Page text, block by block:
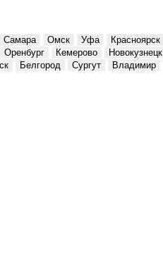
Самара Омск Уфа Красноярск
Оренбург Кемерово Новокузнецк
Белгород Сургут Владимир